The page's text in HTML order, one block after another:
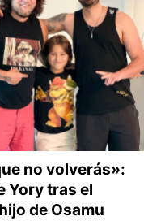
no volverás»:
Yory tras el
de Osamu